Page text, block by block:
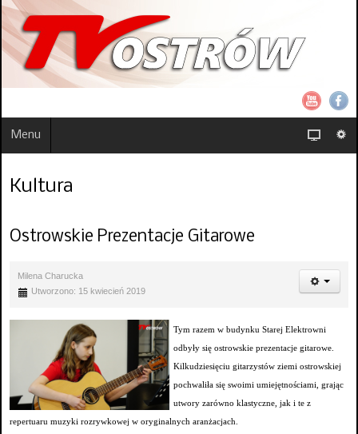
Menu
Kultura
Ostrowskie Prezentacje Gitarowe
Milena Charucka
Utworzono: 15 kwiecień 2019
Tym razem w budynku Starej Elektrowni
odbyły się ostrowskie prezentacje gitarowe.
Kilkudziesięciu gitarzystów ziemi ostrowskiej
pochwaliła się swoimi umiejętnościami, grając
utwory zarówno klastyczne, jak i te z
repertuaru muzyki rozrywkowej w oryginalnych aranżacjach.